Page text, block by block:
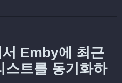
Emby에 최근
스트를 동기화하